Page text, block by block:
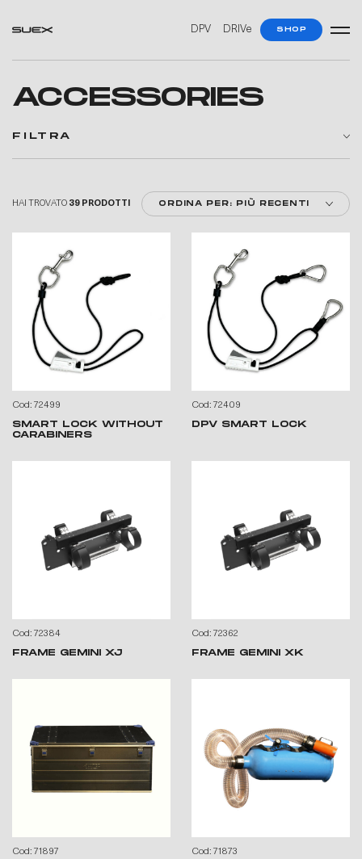
DPV DRIVe SHOP
ACCESSORIES
FILTRA
HAI TROVATO 39 PRODOTTI ORDINA PER: PIÙ RECENTI
Cod: 72499
SMART LOCK WITHOUT
CARABINERS
Cod: 72409
DPV SMART LOCK
Cod: 72384
FRAME GEMINI XJ
Cod: 72362
FRAME GEMINI XK
Cod: 71897 Cod: 71873